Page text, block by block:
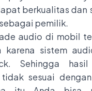
berkualitas dan
pemilik.
audio di mobil
karena sistem
Sehingga
sesuai